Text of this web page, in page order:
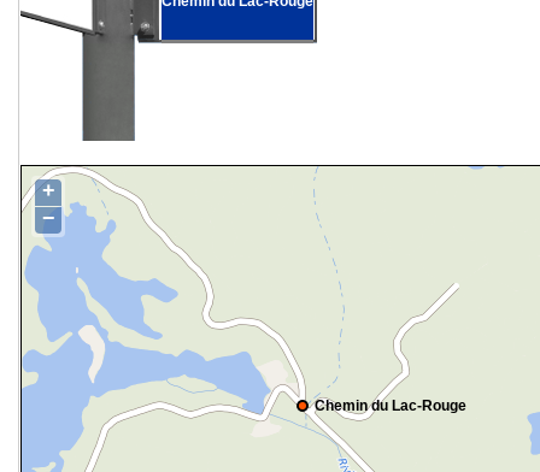
Chemin du Lac-Rouge
+
−